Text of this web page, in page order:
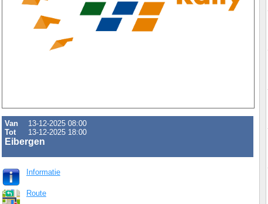
Van
13-12-2025 08:00
Tot
13-12-2025 18:00
Eibergen
Informatie
Route